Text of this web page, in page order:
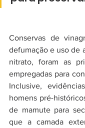
Conservas de
defumação e uso de
nitrato, foram as
empregadas para
Inclusive,
homens pré-
de mamute para
que a camada